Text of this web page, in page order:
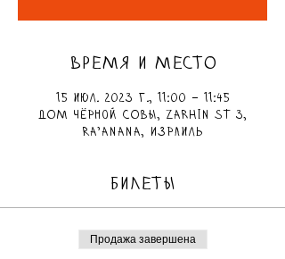
ВРЕМЯ И МЕСТО
15 июл. 2023 г., 11:00 – 11:45
ДОМ чёрной СОВЫ, Zarhin St 3,
Ra'anana, Израиль
БИЛЕТЫ
Продажа завершена